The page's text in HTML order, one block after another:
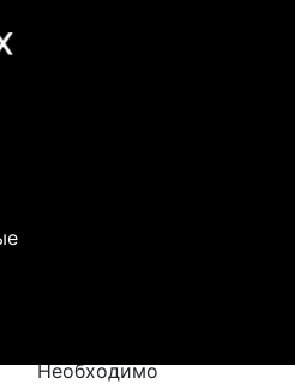
Необходимо